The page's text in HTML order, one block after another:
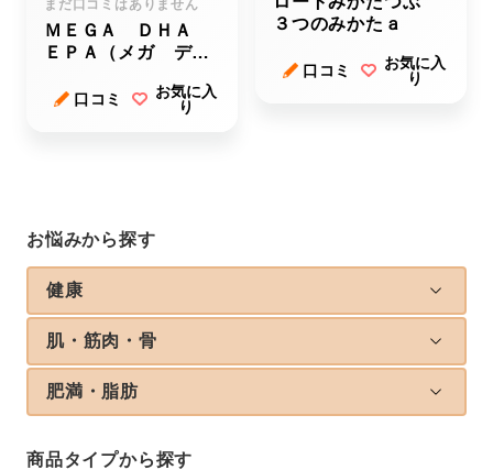
お悩みから探す
健康
肌・筋肉・骨
肥満・脂肪
商品タイプから探す
まだ口コミはありません
ＭＥＧＡ ＤＨＡ
ＥＰＡ（メガ ディ
ピーエー）
口コミ
お気に入
り
３つのみかたａ
口コミ
お気に入
り